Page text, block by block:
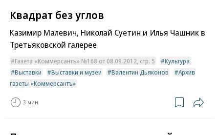
Квадрат без углов
Казимир Малевич, Николай Суетин и Илья Чашник в
Третьяковской галерее
Газета «Коммерсантъ» №168 от 08.09.2012, стр. 5
Культура
Выставки
Выставки и музеи Валентин Дьяконов
Архив
газеты «Коммерсантъ»
3 мин.